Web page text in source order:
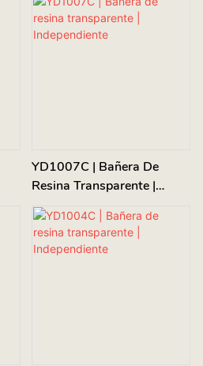
YD1007C | Bañera De
Resina Transparente |
Independiente